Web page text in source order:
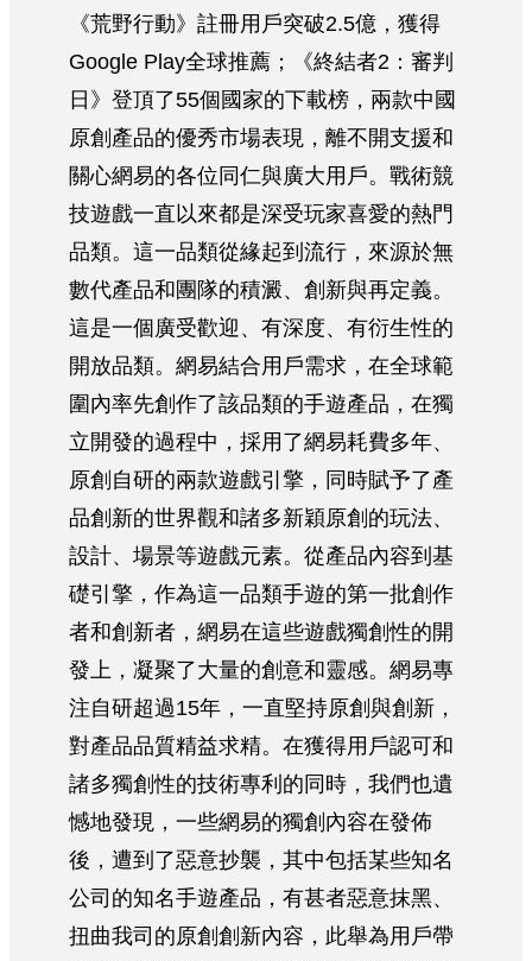
《荒野行動》註冊用戶突破2.5億，獲得
Google Play全球推薦；《終結者2：審判
日》登頂了55個國家的下載榜，兩款中國
原創產品的優秀市場表現，離不開支援和
關心網易的各位同仁與廣大用戶。戰術競
技遊戲一直以來都是深受玩家喜愛的熱門
品類。這一品類從緣起到流行，來源於無
數代產品和團隊的積澱、創新與再定義。
這是一個廣受歡迎、有深度、有衍生性的
開放品類。網易結合用戶需求，在全球範
圍內率先創作了該品類的手遊產品，在獨
立開發的過程中，採用了網易耗費多年、
原創自研的兩款遊戲引擎，同時賦予了產
品創新的世界觀和諸多新穎原創的玩法、
設計、場景等遊戲元素。從產品內容到基
礎引擎，作為這一品類手遊的第一批創作
者和創新者，網易在這些遊戲獨創性的開
發上，凝聚了大量的創意和靈感。網易專
注自研超過15年，一直堅持原創與創新，
對產品品質精益求精。在獲得用戶認可和
諸多獨創性的技術專利的同時，我們也遺
憾地發現，一些網易的獨創內容在發佈
後，遭到了惡意抄襲，其中包括某些知名
公司的知名手遊產品，有甚者惡意抹黑、
扭曲我司的原創創新內容，此舉為用戶帶